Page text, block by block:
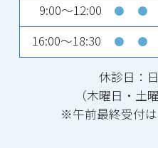
9:00～12:00 ● ●
16:00～18:30 ● ●
休診日：
（木曜日・土
※午前最終受付